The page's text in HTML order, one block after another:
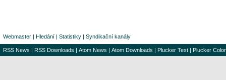
Webmaster | Hledání | Statistiky | Syndikační kanály
RSS News | RSS Downloads | Atom News | Atom Downloads | Plucker Text | Plucker Color